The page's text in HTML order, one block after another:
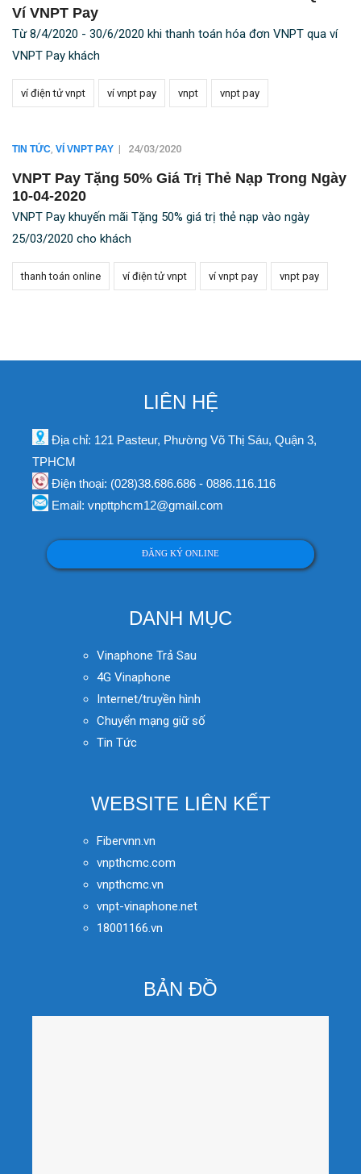
Ví VNPT Pay
Từ 8/4/2020 - 30/6/2020 khi thanh toán hóa đơn VNPT qua ví
VNPT Pay khách
ví điện tử vnpt ví vnpt pay vnpt vnpt pay
TIN TỨC, VÍ VNPT PAY | 24/03/2020
VNPT Pay Tặng 50% Giá Trị Thẻ Nạp Trong Ngày
10-04-2020
VNPT Pay khuyến mãi Tặng 50% giá trị thẻ nạp vào ngày
25/03/2020 cho khách
thanh toán online ví điện tử vnpt ví vnpt pay vnpt pay
LIÊN HỆ
Địa chỉ: 121 Pasteur, Phường Võ Thị Sáu, Quận 3,
TPHCM
Điện thoại: (028)38.686.686 - 0886.116.116
Email: vnpttphcm12@gmail.com
ĐĂNG KÝ ONLINE
DANH MỤC
Vinaphone Trả Sau
4G Vinaphone
Internet/truyền hình
Chuyển mạng giữ số
Tin Tức
WEBSITE LIÊN KẾT
Fibervnn.vn
vnpthcmc.com
vnpthcmc.vn
vnpt-vinaphone.net
18001166.vn
BẢN ĐỒ